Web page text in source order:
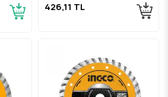
426,11 TL